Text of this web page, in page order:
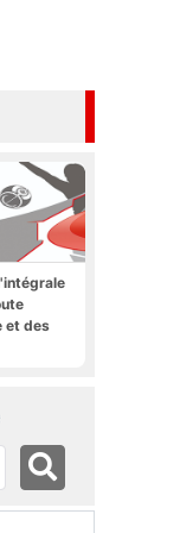
et des